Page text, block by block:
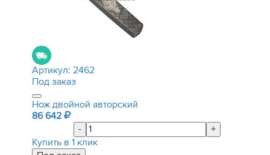
Артикул: 2462
Под заказ
Нож двойной авторский
86 642
-
+
Купить в 1 клик